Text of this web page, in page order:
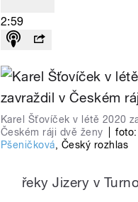
2:59
Karel Šťovíček v létě 2020
Českém ráji dvě ženy
foto:
Pšeničková, Český rozhlas
řeky Jizery v